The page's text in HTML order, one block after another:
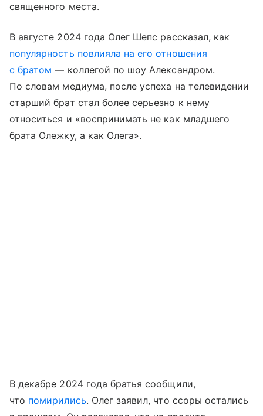
священного места.
В августе 2024 года Олег Шепс рассказал, как
популярность повлияла на его отношения
с братом — коллегой по шоу Александром.
По словам медиума, после успеха на телевидении
старший брат стал более серьезно к нему
относиться и «воспринимать не как младшего
брата Олежку, а как Олега».
В декабре 2024 года братья сообщили,
что помирились. Олег заявил, что ссоры остались